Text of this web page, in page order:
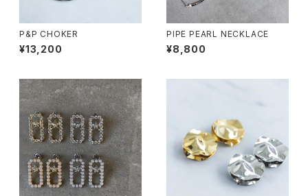
P&P CHOKER
¥13,200
PIPE PEARL NECKLACE
¥8,800